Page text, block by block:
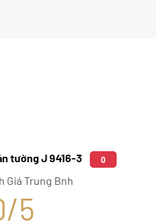
tường J 9416-3 0
Giá Trung Bnh
5